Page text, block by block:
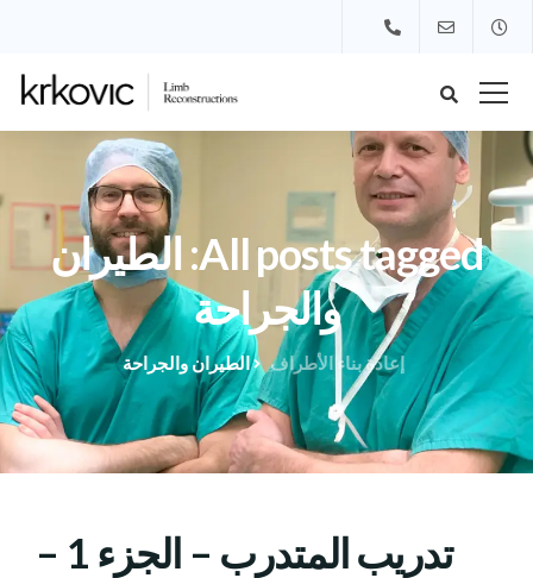
All posts tagged: الطيران
والجراحة
إعادة بناء الأطراف الطيران والجراحة
تدريب المتدرب – الجزء 1 –